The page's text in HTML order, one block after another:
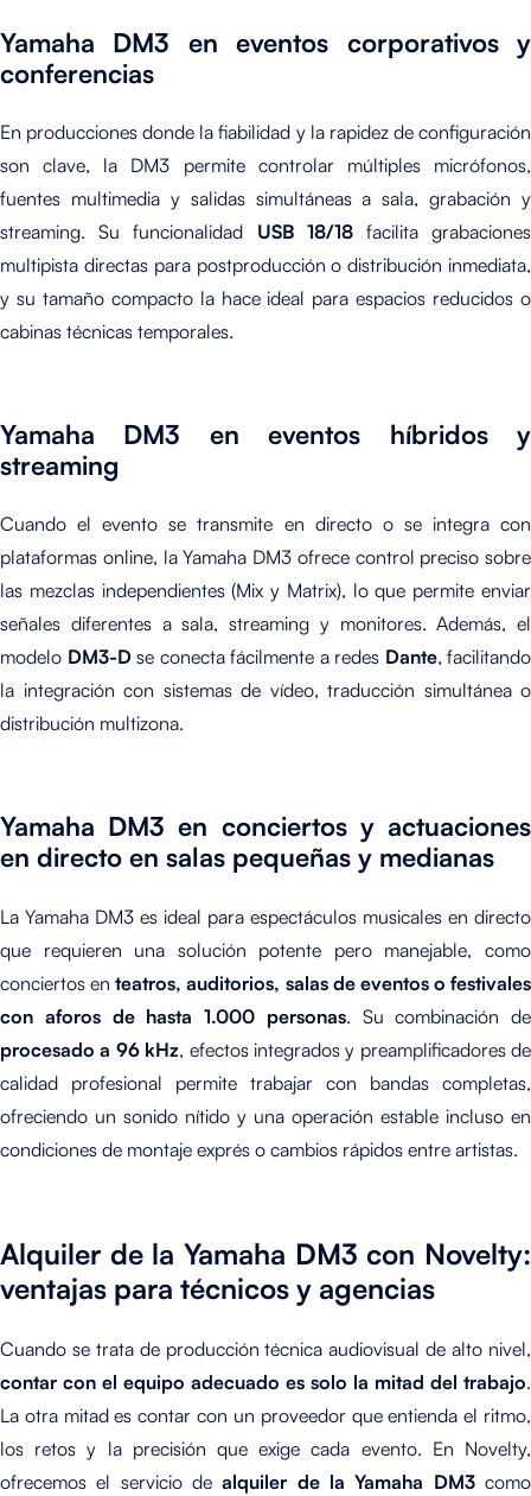
Yamaha DM3 en eventos corporativos y
conferencias
En producciones donde la fiabilidad y la rapidez de configuración
son clave, la DM3 permite controlar múltiples micrófonos,
fuentes multimedia y salidas simultáneas a sala, grabación y
streaming. Su funcionalidad USB 18/18facilita grabaciones
multipista directas para postproducción o distribución inmediata,
y su tamaño compacto la hace ideal para espacios reducidos o
cabinas técnicas temporales.
Yamaha DM3 en eventos híbridos y
streaming
Cuando el evento se transmite en directo o se integra con
plataformas online, la Yamaha DM3 ofrece control preciso sobre
las mezclas independientes (Mix y Matrix), lo que permite enviar
señales diferentes a sala, streaming y monitores. Además, el
modelo DM3-Dse conecta fácilmente a redes Dante, facilitando
la integración con sistemas de vídeo, traducción simultánea o
distribución multizona.
Yamaha DM3 en conciertos y actuaciones
en directo en salas pequeñas y medianas
La Yamaha DM3 es ideal para espectáculos musicales en directo
que requieren una solución potente pero manejable, como
conciertos enteatros, auditorios, salas de eventos o festivales
con aforos de hasta 1.000 personas. Su combinación de
procesado a 96 kHz, efectos integrados y preamplificadores de
calidad profesional permite trabajar con bandas completas,
ofreciendo un sonido nítido y una operación estable incluso en
condiciones de montaje exprés o cambios rápidos entre artistas.
Alquiler de la Yamaha DM3 con Novelty:
ventajas para técnicos y agencias
Cuando se trata de producción técnica audiovisual de alto nivel,
contar con el equipo adecuado es solo la mitad del trabajo.
La otra mitad es contar con un proveedor que entienda el ritmo,
los retos y la precisión que exige cada evento. En Novelty,
ofrecemos el servicio dealquiler de la Yamaha DM3como